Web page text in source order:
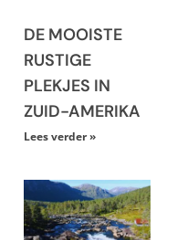
DE MOOISTE
RUSTIGE
PLEKJES IN
ZUID-AMERIKA
Lees verder »